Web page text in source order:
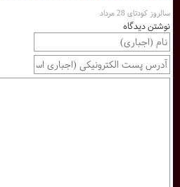
سالروز کودتای 28 مرداد
نوشتن دیدگاه